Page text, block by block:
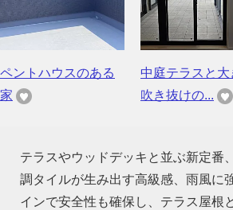
ペントハウスのある
家
中庭テラスと大
吹き抜けの...
テラスやウッドデッキと並ぶ新定番
調タイルが生み出す高級感、雨風
インで安全性も確保し、テラス屋根